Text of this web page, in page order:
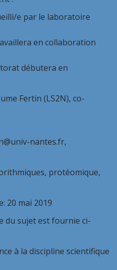
e par le laboratoire
en collaboration
débutera en
Fertin (LS2N), co-
nantes.fr,
protéomique,
20 mai 2019
du sujet est fournie ci-
à la discipline scientifique